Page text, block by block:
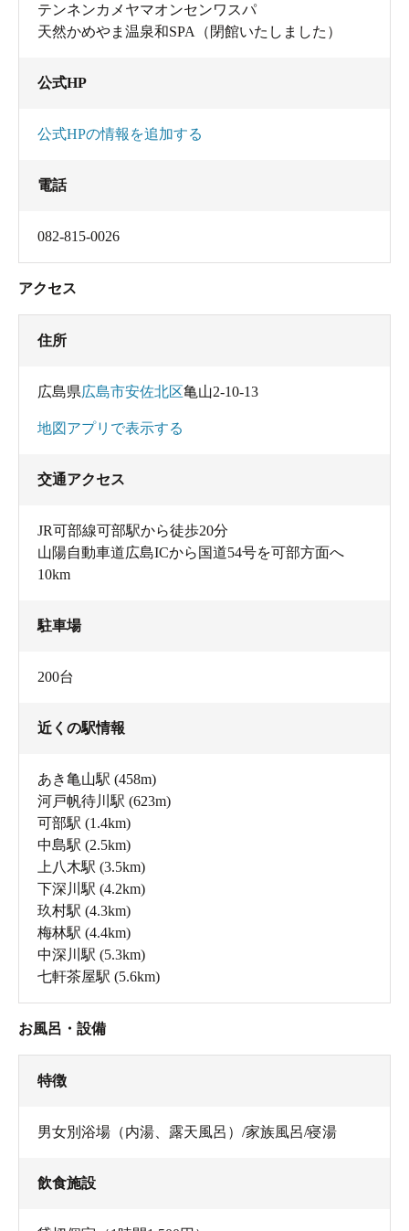
テンネンカメヤマオンセンワスパ
天然かめやま温泉和SPA（閉館いたしました）
公式HP
公式HPの情報を追加する
電話
082-815-0026
アクセス
住所
広島県広島市安佐北区亀山2-10-13
地図アプリで表示する
交通アクセス
JR可部線可部駅から徒歩20分
山陽自動車道広島ICから国道54号を可部方面へ
10km
駐車場
200台
近くの駅情報
あき亀山駅 (458m)
河戸帆待川駅 (623m)
可部駅 (1.4km)
中島駅 (2.5km)
上八木駅 (3.5km)
下深川駅 (4.2km)
玖村駅 (4.3km)
梅林駅 (4.4km)
中深川駅 (5.3km)
七軒茶屋駅 (5.6km)
お風呂・設備
特徴
男女別浴場（内湯、露天風呂）/家族風呂/寝湯
飲食施設